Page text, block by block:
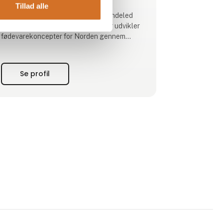
Tillad alle
Geia Food er det værdiskabende bindeled
mellem leverandører og kunder, der udvikler
fødevarekoncepter for Norden gennem
Alle vores leverandører skal overholde
Se profil